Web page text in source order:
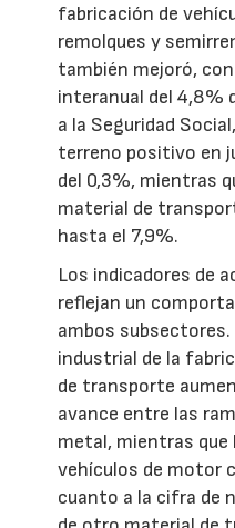
fabricación de
remolques y
también mejoró,
interanual del 4,8%
a la Seguridad
terreno positivo en
del 0,3%, mientras
material de
hasta el 7,9%.
Los indicadores de
reflejan un
ambos
industrial de la
de transporte
avance entre las
metal, mientras que
vehículos de motor
cuanto a la cifra de